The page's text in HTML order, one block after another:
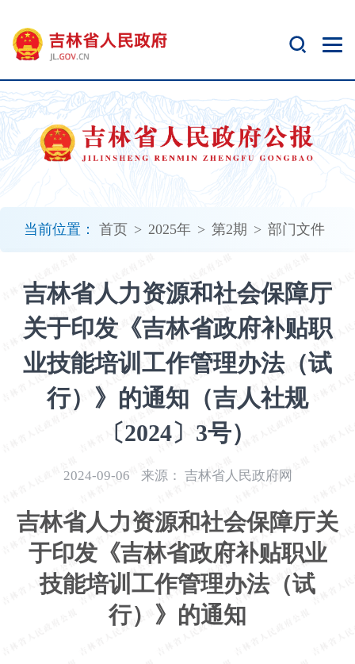
当前位置： 首页 > 2025年 > 第2期 > 部门文件
吉林省人力资源和社会保障厅
关于印发《吉林省政府补贴职
业技能培训工作管理办法（试
行）》的通知（吉人社规
〔2024〕3号）
2024-09-06 来源： 吉林省人民政府网
吉林省人力资源和社会保障厅关
于印发《吉林省政府补贴职业
技能培训 工作管理办法（试
行）》的通知
开
无
障
碍
说
明
Alt